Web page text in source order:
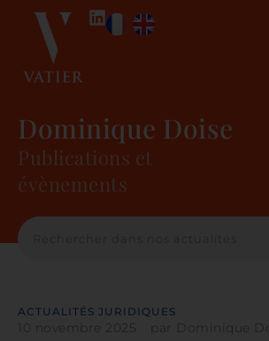
Dominique Doise
Publications et
évènements
ACTUALITÉS JURIDIQUES
10 novembre 2025 par Dominique